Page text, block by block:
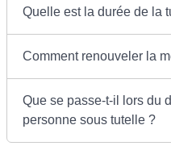
Quelle est la durée de la
Comment renouveler la
Que se passe-t-il lors du
personne sous tutelle ?